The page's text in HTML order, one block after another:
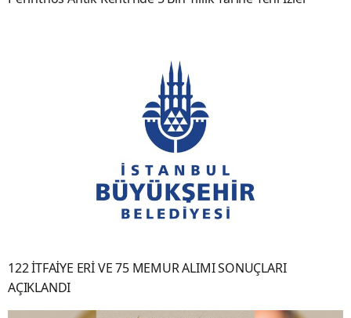
122 İTFAİYE ERİ VE 75 MEMUR ALIMI SONUÇLARI
AÇIKLANDI